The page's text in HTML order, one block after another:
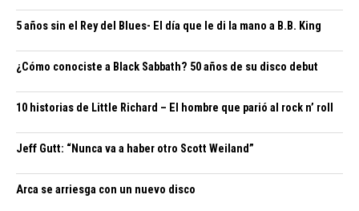
5 años sin el Rey del Blues- El día que le di la mano a B.B. King
¿Cómo conociste a Black Sabbath? 50 años de su disco debut
10 historias de Little Richard – El hombre que parió al rock n’ roll
Jeff Gutt: “Nunca va a haber otro Scott Weiland”
Arca se arriesga con un nuevo disco